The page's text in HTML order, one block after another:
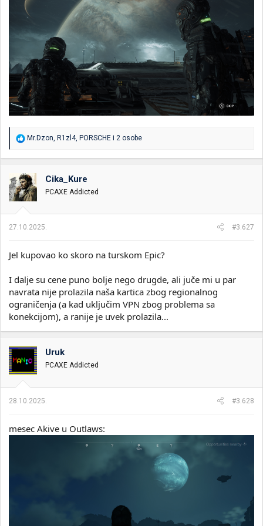
R
o
v
a
n
:
Mr.Dzon R1zl4, PORSCHE i 2 osobe
Cika_Kure
PCAXE Addicted
27.10.2025. #3.627
Jel kupovao ko skoro na turskom Epic?
I dalje su cene puno bolje nego drugde, ali juče mi u par
navrata nije prolazila naša kartica zbog regionalnog
ograničenja (a kad uključim VPN zbog problema sa
konekcijom), a ranije je uvek prolazila...
Uruk
PCAXE Addicted
28.10.2025. #3.628
mesec Akive u Outlaws: